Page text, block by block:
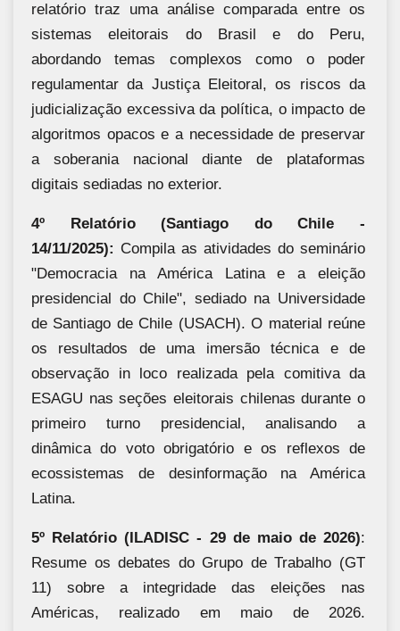
relatório traz uma análise comparada entre os
sistemas eleitorais do Brasil e do Peru,
abordando temas complexos como o poder
regulamentar da Justiça Eleitoral, os riscos da
judicialização excessiva da política, o impacto de
algoritmos opacos e a necessidade de preservar
a soberania nacional diante de plataformas
digitais sediadas no exterior.
4º Relatório (Santiago do Chile -
14/11/2025): Compila as atividades do seminário
"Democracia na América Latina e a eleição
presidencial do Chile", sediado na Universidade
de Santiago de Chile (USACH). O material reúne
os resultados de uma imersão técnica e de
observação in loco realizada pela comitiva da
ESAGU nas seções eleitorais chilenas durante o
primeiro turno presidencial, analisando a
dinâmica do voto obrigatório e os reflexos de
ecossistemas de desinformação na América
Latina.
5º Relatório (ILADISC - 29 de maio de 2026):
Resume os debates do Grupo de Trabalho (GT
11) sobre a integridade das eleições nas
Américas, realizado em maio de 2026.